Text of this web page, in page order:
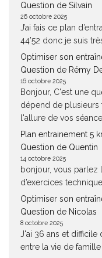
Question de Silvain
26 octobre 2025
J’ai fais ce plan
44’52 donc je suis
Optimiser son
Question de Rémy
16 octobre 2025
Bonjour, C'est une
dépend de plusieurs
l'allure de vos
Plan entrainement 5
Question de Quentin
14 octobre 2025
bonjour, vous parlez
d’exercices
Optimiser son
Question de Nicolas
8 octobre 2025
J'ai 36 ans et
entre la vie de famille